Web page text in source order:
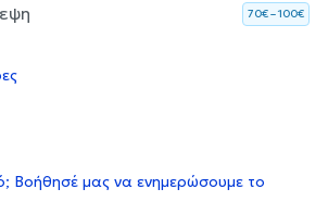
70€ – 100€
Βοήθησέ μας να ενημερώσουμε το